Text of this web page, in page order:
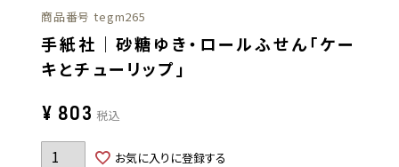
商品番号 tegm265
手紙社｜砂糖ゆき・ロールふせん「ケー
キとチューリップ」
¥ 803 税込
お気に入りに登録する